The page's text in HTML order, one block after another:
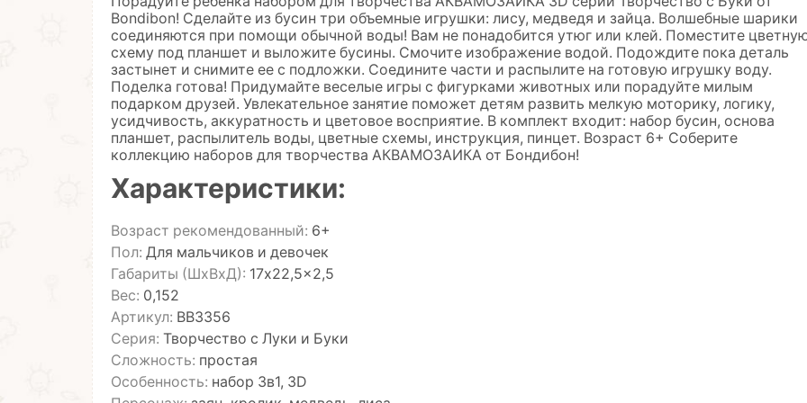
Bondibon! Сделайте из бусин три объемные игрушки: лису, медведя и зайца. Волшебные шарики
соединяются при помощи обычной воды! Вам не понадобится утюг или клей. Поместите
схему под планшет и выложите бусины. Смочите изображение водой. Подождите пока деталь
застынет и снимите ее с подложки. Соедините части и распылите на готовую игрушку воду.
Поделка готова! Придумайте веселые игры с фигурками животных или порадуйте милым
подарком друзей. Увлекательное занятие поможет детям развить мелкую моторику, логику,
усидчивость, аккуратность и цветовое восприятие. В комплект входит: набор бусин, основа
планшет, распылитель воды, цветные схемы, инструкция, пинцет. Возраст 6+ Соберите
коллекцию наборов для творчества АКВАМОЗАИКА от Бондибон!
Характеристики:
Возраст рекомендованный: 6+
Пол: Для мальчиков и девочек
Габариты (ШхВхД): 17x22,5x2,5
Вес: 0,152
Артикул: ВВ3356
Серия: Творчество с Луки и Буки
Сложность: простая
Особенность: набор 3в1, 3D